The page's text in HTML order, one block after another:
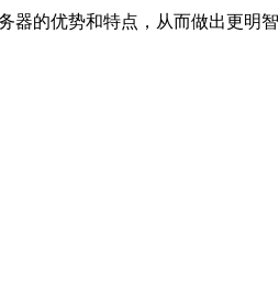
的优势和特点，从而做出更明智